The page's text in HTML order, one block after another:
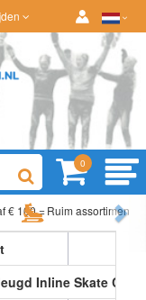
0
Ruim assortiment,
Inline Skate